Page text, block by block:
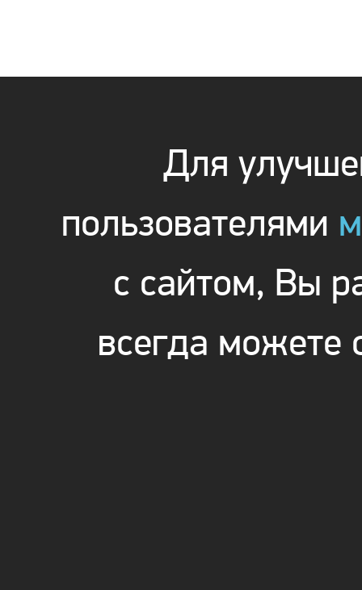
Для
пользователями
с сайтом, Вы
всегда можете